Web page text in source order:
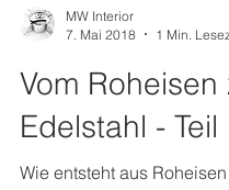
7. Mai 2018
1 Min.
Vom Roheisen
Edelstahl - Teil